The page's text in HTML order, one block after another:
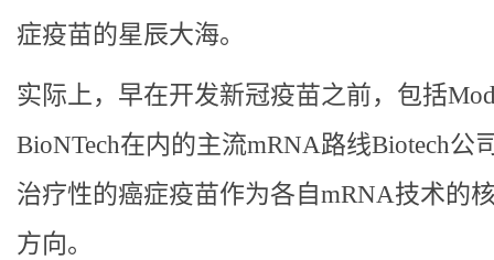
症疫苗的星辰大海。
实际上，早在开发新冠疫苗之前，包括
BioNTech在内的主流mRNA路线Biotech公
治疗性的癌症疫苗作为各自mRNA技术的
方向。